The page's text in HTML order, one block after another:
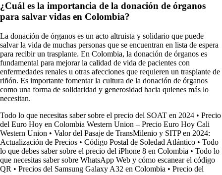
¿Cuál es la importancia de la donación de órganos
para salvar vidas en Colombia?
La donación de órganos es un acto altruista y solidario que puede
salvar la vida de muchas personas que se encuentran en lista de espera
para recibir un trasplante. En Colombia, la donación de órganos es
fundamental para mejorar la calidad de vida de pacientes con
enfermedades renales u otras afecciones que requieren un trasplante de
riñón. Es importante fomentar la cultura de la donación de órganos
como una forma de solidaridad y generosidad hacia quienes más lo
necesitan.
Todo lo que necesitas saber sobre el precio del SOAT en 2024 • Precio
del Euro Hoy en Colombia Western Union – Precio Euro Hoy Cali
Western Union • Valor del Pasaje de TransMilenio y SITP en 2024:
Actualización de Precios • Código Postal de Soledad Atlántico • Todo
lo que debes saber sobre el precio del iPhone 8 en Colombia • Todo lo
que necesitas saber sobre WhatsApp Web y cómo escanear el código
QR • Precios del Samsung Galaxy A32 en Colombia • Precio del